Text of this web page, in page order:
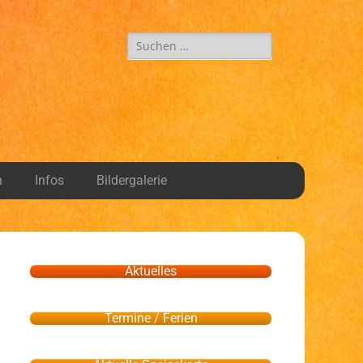
Infos Bildergalerie
Aktuelles
Termine / Ferien